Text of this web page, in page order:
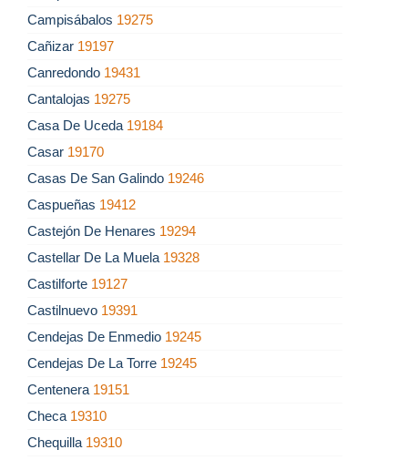
Campisábalos 19275
Cañizar 19197
Canredondo 19431
Cantalojas 19275
Casa De Uceda 19184
Casar 19170
Casas De San Galindo 19246
Caspueñas 19412
Castejón De Henares 19294
Castellar De La Muela 19328
Castilforte 19127
Castilnuevo 19391
Cendejas De Enmedio 19245
Cendejas De La Torre 19245
Centenera 19151
Checa 19310
Chequilla 19310